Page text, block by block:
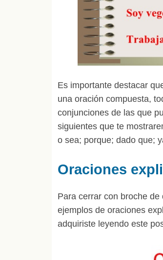
Es importante destacar
una oración compuesta,
conjunciones de las que
siguientes que te
o sea; porque; dado que;
Oraciones
Para cerrar con broche
ejemplos de oraciones
adquiriste leyendo este